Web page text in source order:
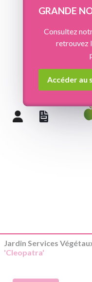
GRANDE
Consultez
retrouvez
Accéder au
Jardin Services
'Cleopatra'
Panneau de gestion des